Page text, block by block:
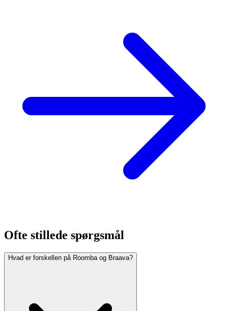
Ofte stillede spørgsmål
Hvad er forskellen på Roomba og Braava?